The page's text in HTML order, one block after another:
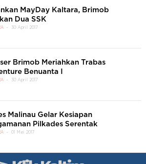
MayDay Kaltara, Brimob
Dua SSK
30 April 2017
Brimob Meriahkan Trabas
Benuanta I
30 April 2017
Malinau Gelar Kesiapan
Pilkades Serentak
01 Mei 2017